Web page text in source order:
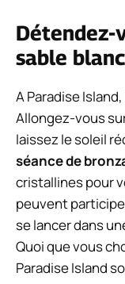
Détendez-
sable blanc
A Paradise
Allongez-vous
laissez le soleil
séance de
cristallines pour
peuvent
se lancer dans
Quoi que vous
Paradise Island